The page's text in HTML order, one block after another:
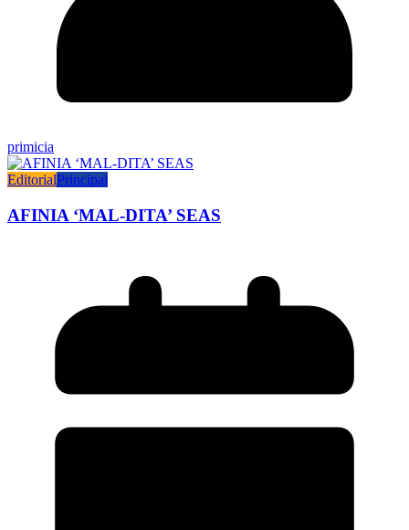
primicia
EditorialPrincipal
AFINIA ‘MAL-DITA’ SEAS